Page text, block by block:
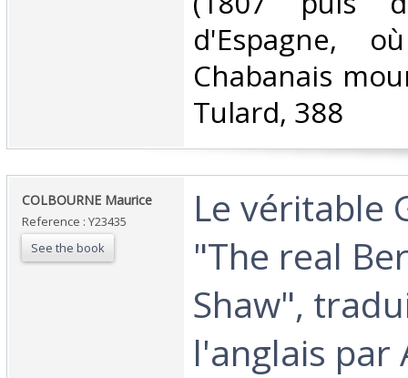
d'Espagne,
Chabanais
Tulard, 388‎
‎COLBOURNE Maurice‎
Reference : Y23435
See the book
‎Le véritable
"The real
Shaw",
l'anglais par